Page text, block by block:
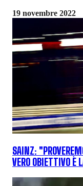
19 novembre 2022
SAINZ:
VERO OBIETTIVO È